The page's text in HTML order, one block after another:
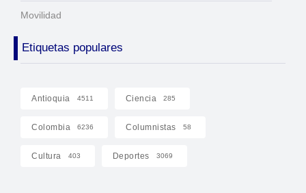
Movilidad
Etiquetas populares
Antioquia 4511 Ciencia 285
Colombia 6236 Columnistas 58
Cultura 403 Deportes 3069